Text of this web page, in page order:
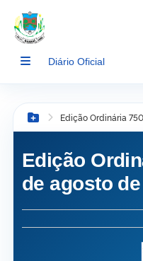
conteúdo
Diário Oficial
Botão Menu
Edição Ordinária
Edição
de agosto de